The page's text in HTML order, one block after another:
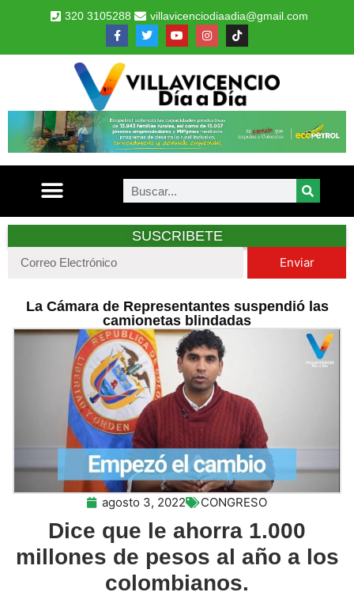
320 3105288 villavicenciodiaadia@gmail.com
SUSCRIBETE
Enviar
La Cámara de Representantes suspendió las
camionetas blindadas
agosto 3, 2022 CONGRESO
Dice que le ahorra 1.000
millones de pesos al año a los
colombianos.